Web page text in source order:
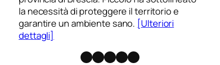
la necessità di proteggere il territorio e
garantire un ambiente sano. [Ulteriori
dettagli]
Facebook
Instagram
X Threads
Telegram